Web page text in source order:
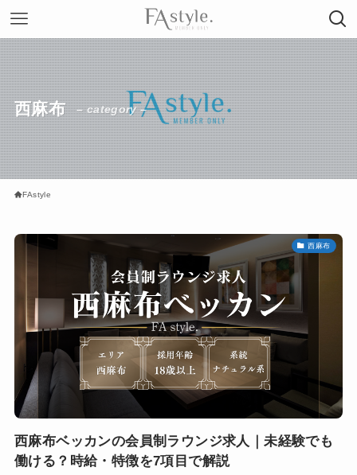
西麻布 – category –
FAstyle
西麻布
西麻布ベッカンの会員制ラウンジ求人｜未経験でも
働ける？時給・特徴を7項目で解説